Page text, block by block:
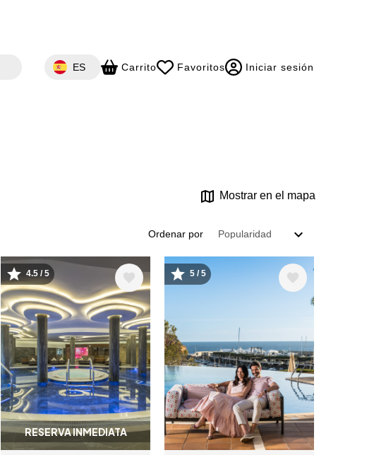
Select your language
ES Carrito Favoritos Iniciar sesión
Mostrar en el mapa
Ordenar por
RESERVA INMEDIATA
Image
4.5 / 5 Image
5 / 5